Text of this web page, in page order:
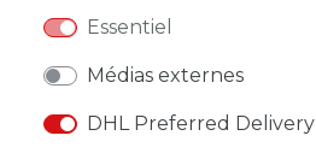
AUTRES DÉTAILS
RESPONSABLE DE L'UE
FABRICANT
Essentiel
Médias externes
DHL Preferred Delivery